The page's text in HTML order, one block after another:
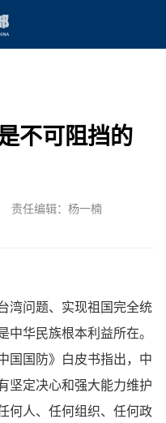
不可阻挡的
责任编辑：杨一楠
湾问题、实现祖国完全统
华民族根本利益所在。
国国防》白皮书指出，中
坚定决心和强大能力维护
何人、任何组织、任何政